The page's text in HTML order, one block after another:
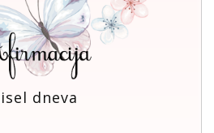
dneva